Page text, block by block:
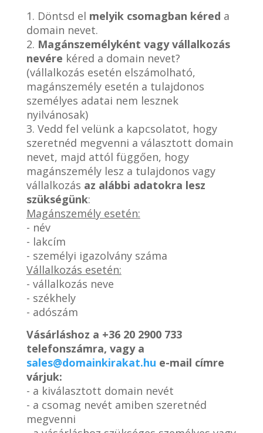
1. Döntsd el melyik csomagban kéred a
domain nevet.
2. Magánszemélyként vagy vállalkozás
nevére kéred a domain nevet?
(vállalkozás esetén elszámolható,
magánszemély esetén a tulajdonos
személyes adatai nem lesznek
nyilvánosak)
3. Vedd fel velünk a kapcsolatot, hogy
szeretnéd megvenni a választott domain
nevet, majd attól függően, hogy
magánszemély lesz a tulajdonos vagy
vállalkozás az alábbi adatokra lesz
szükségünk:
Magánszemély esetén:
- név
- lakcím
- személyi igazolvány száma
Vállalkozás esetén:
- vállalkozás neve
- székhely
- adószám
Vásárláshoz a +36 20 2900 733
telefonszámra, vagy a
sales@domainkirakat.hu e-mail címre
várjuk:
- a kiválasztott domain nevét
- a csomag nevét amiben szeretnéd
megvenni